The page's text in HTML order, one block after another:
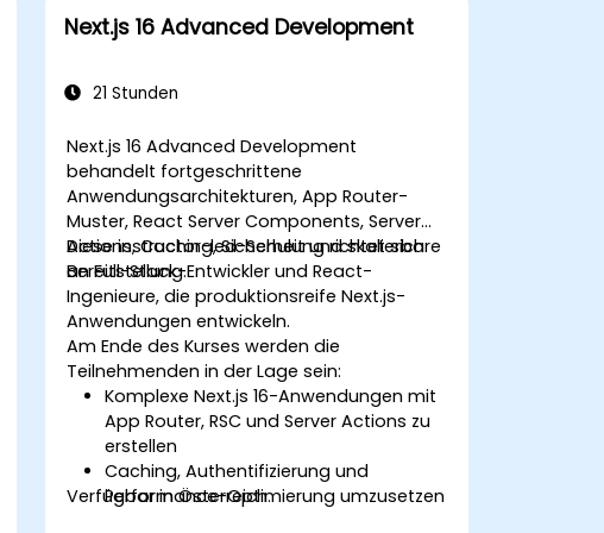
Next.js 16 Advanced Development
21 Stunden
Next.js 16 Advanced Development
behandelt fortgeschrittene
Anwendungsarchitekturen, App Router-
Muster, React Server Components, Server
Actions, Caching, Sicherheit und skalierbare
Bereitstellung.
Diese instructor-led-Schulung richtet sich
an Full-Stack-Entwickler und React-
Ingenieure, die produktionsreife Next.js-
Anwendungen entwickeln.
Am Ende des Kurses werden die
Teilnehmenden in der Lage sein:
Komplexe Next.js 16-Anwendungen mit
App Router, RSC und Server Actions zu
erstellen
Caching, Authentifizierung und
Performance-Optimierung umzusetzen
Verfügbar in Österreich.